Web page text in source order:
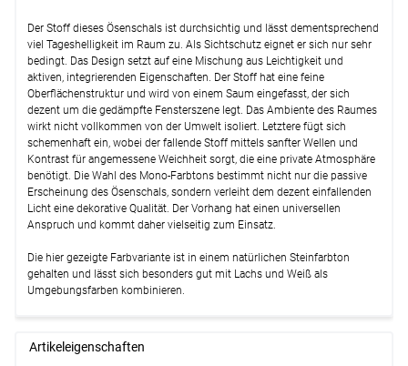
Der Stoff dieses Ösenschals ist durchsichtig und lässt dementsprechend
viel Tageshelligkeit im Raum zu. Als Sichtschutz eignet er sich nur sehr
bedingt. Das Design setzt auf eine Mischung aus Leichtigkeit und
aktiven, integrierenden Eigenschaften. Der Stoff hat eine feine
Oberflächenstruktur und wird von einem Saum eingefasst, der sich
dezent um die gedämpfte Fensterszene legt. Das Ambiente des Raumes
wirkt nicht vollkommen von der Umwelt isoliert. Letztere fügt sich
schemenhaft ein, wobei der fallende Stoff mittels sanfter Wellen und
Kontrast für angemessene Weichheit sorgt, die eine private Atmosphäre
benötigt. Die Wahl des Mono-Farbtons bestimmt nicht nur die passive
Erscheinung des Ösenschals, sondern verleiht dem dezent einfallenden
Licht eine dekorative Qualität. Der Vorhang hat einen universellen
Anspruch und kommt daher vielseitig zum Einsatz.
Die hier gezeigte Farbvariante ist in einem natürlichen Steinfarbton
gehalten und lässt sich besonders gut mit Lachs und Weiß als
Umgebungsfarben kombinieren.
Artikeleigenschaften